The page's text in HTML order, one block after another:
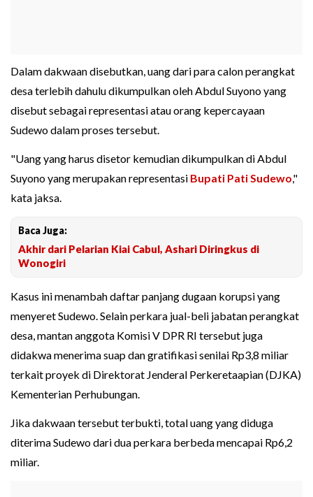
Dalam dakwaan disebutkan, uang dari para calon perangkat
desa terlebih dahulu dikumpulkan oleh Abdul Suyono yang
disebut sebagai representasi atau orang kepercayaan
Sudewo dalam proses tersebut.
"Uang yang harus disetor kemudian dikumpulkan di Abdul
Suyono yang merupakan representasi Bupati Pati Sudewo,"
kata jaksa.
Baca Juga:
Akhir dari Pelarian Kiai Cabul, Ashari Diringkus di
Wonogiri
Kasus ini menambah daftar panjang dugaan korupsi yang
menyeret Sudewo. Selain perkara jual-beli jabatan perangkat
desa, mantan anggota Komisi V DPR RI tersebut juga
didakwa menerima suap dan gratifikasi senilai Rp3,8 miliar
terkait proyek di Direktorat Jenderal Perkeretaapian (DJKA)
Kementerian Perhubungan.
Jika dakwaan tersebut terbukti, total uang yang diduga
diterima Sudewo dari dua perkara berbeda mencapai Rp6,2
miliar.